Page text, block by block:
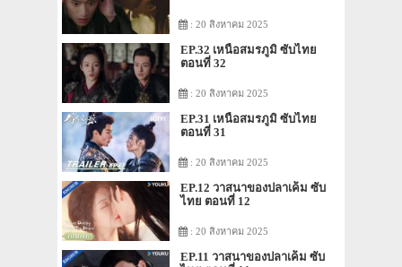
: 20 สิงหาคม 2025
EP.32 เหนือสมรภูมิ ซับไทย
ตอนที่ 32
: 20 สิงหาคม 2025
EP.31 เหนือสมรภูมิ ซับไทย
ตอนที่ 31
: 20 สิงหาคม 2025
EP.12 วาสนาของปลาเค็ม ซับ
ไทย ตอนที่ 12
: 20 สิงหาคม 2025
EP.11 วาสนาของปลาเค็ม ซับ